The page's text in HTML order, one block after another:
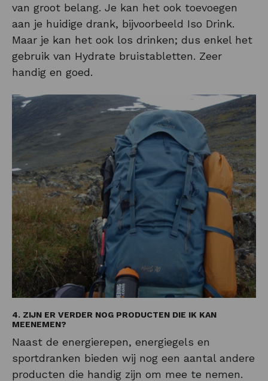
van groot belang. Je kan het ook toevoegen
aan je huidige drank, bijvoorbeeld Iso Drink.
Maar je kan het ook los drinken; dus enkel het
gebruik van Hydrate bruistabletten. Zeer
handig en goed.
4. ZIJN ER VERDER NOG PRODUCTEN DIE IK KAN
MEENEMEN?
Naast de energierepen, energiegels en
sportdranken bieden wij nog een aantal andere
producten die handig zijn om mee te nemen.